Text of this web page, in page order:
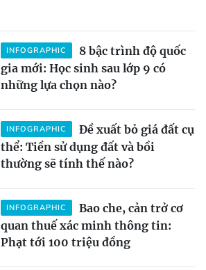
INFOGRAPHIC
8 bậc trình độ quốc
gia mới: Học sinh sau lớp 9 có
những lựa chọn nào?
INFOGRAPHIC
Đề xuất bỏ giá đất cụ
thể: Tiền sử dụng đất và bồi
thường sẽ tính thế nào?
INFOGRAPHIC
Bao che, cản trở cơ
quan thuế xác minh thông tin:
Phạt tới 100 triệu đồng